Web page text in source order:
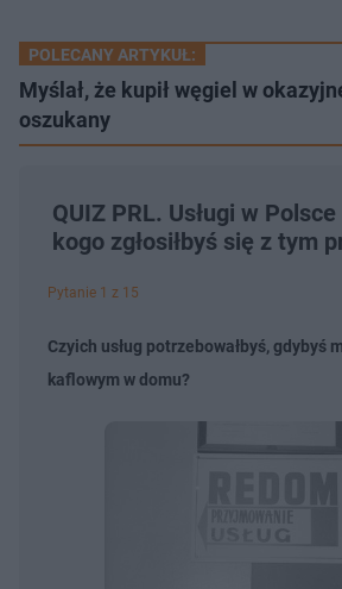
POLECANY ARTYKUŁ:
Myślał, że kupił węgiel w
oszukany
QUIZ PRL. Usługi w
kogo zgłosiłbyś się z tym
Pytanie 1 z 15
Czyich usług potrzebowałbyś, gdybyś
kaflowym w domu?